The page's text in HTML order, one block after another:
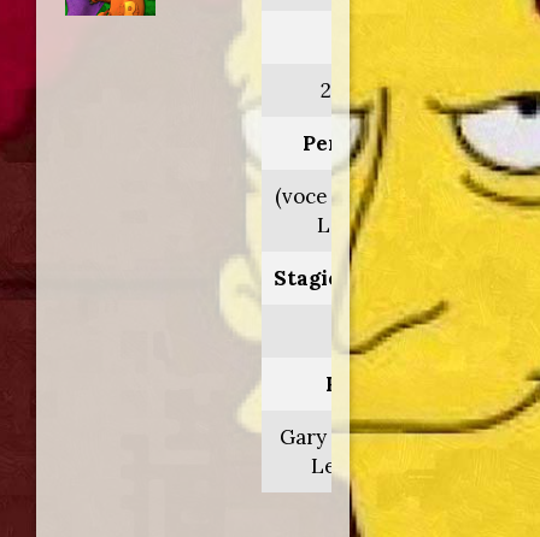
2012>2013
Personaggio:
(voce orig. Maurice
LaMarche)
Stagione.Episodio:
1/2
Regia di:
Gary Conrad/Sam
Levine/vari